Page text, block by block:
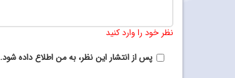
نظر خود را وارد کنید
پس از انتشار این نظر، به من اطلاع داده شود.